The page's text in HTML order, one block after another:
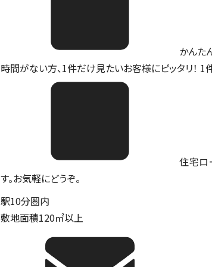
かんた
時間がない方、1件だけ見たいお客様にピッタリ！
住宅ロ
す。お気軽にどうぞ。
駅10分圏内
敷地面積120㎡以上